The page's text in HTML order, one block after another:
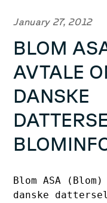
January 27, 2012
BLOM
AVTALE
DANSKE
Blom ASA
danske